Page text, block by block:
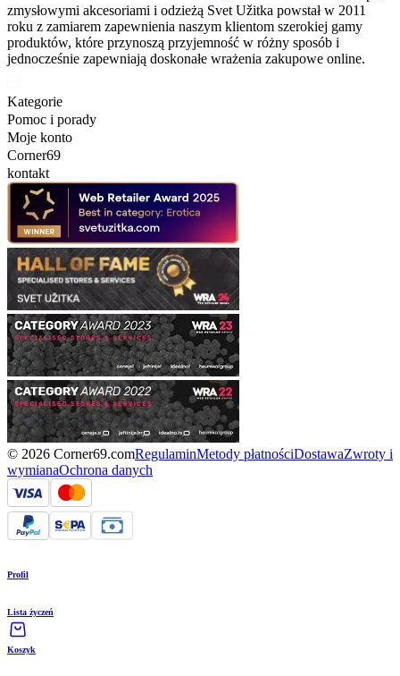
zmysłowymi akcesoriami i odzieżą Svet Užitka powstał w 2011
roku z zamiarem zapewnienia naszym klientom szerokiej gamy
produktów, które przynoszą przyjemność w różny sposób i
jednocześnie zapewniają doskonałe wrażenia zakupowe online.
Kategorie
Pomoc i porady
Moje konto
Corner69
kontakt
© 2026 Corner69.comRegulaminMetody płatnościDostawaZwroty i
wymianaOchrona danych
Profil
Lista życzeń
Koszyk